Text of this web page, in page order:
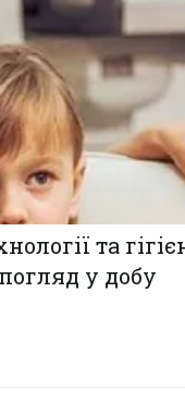
та
у добу